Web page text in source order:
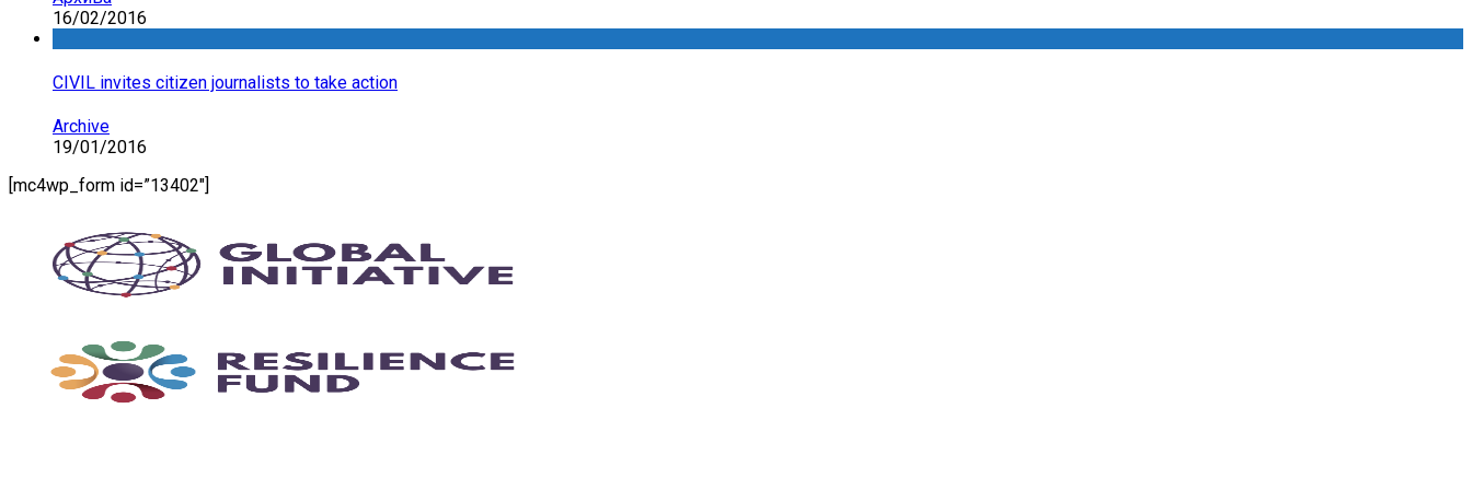
16/02/2016
CIVIL invites citizen journalists to take action
Archive
19/01/2016
[mc4wp_form id=”13402″]